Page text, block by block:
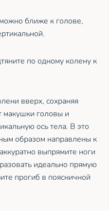
ближе к голове,
по одному колену к
вверх, сохраняя
головы и
ось тела. В это
образом направлены к
выпрямите ноги
идеально прямую
прогиб в поясничной